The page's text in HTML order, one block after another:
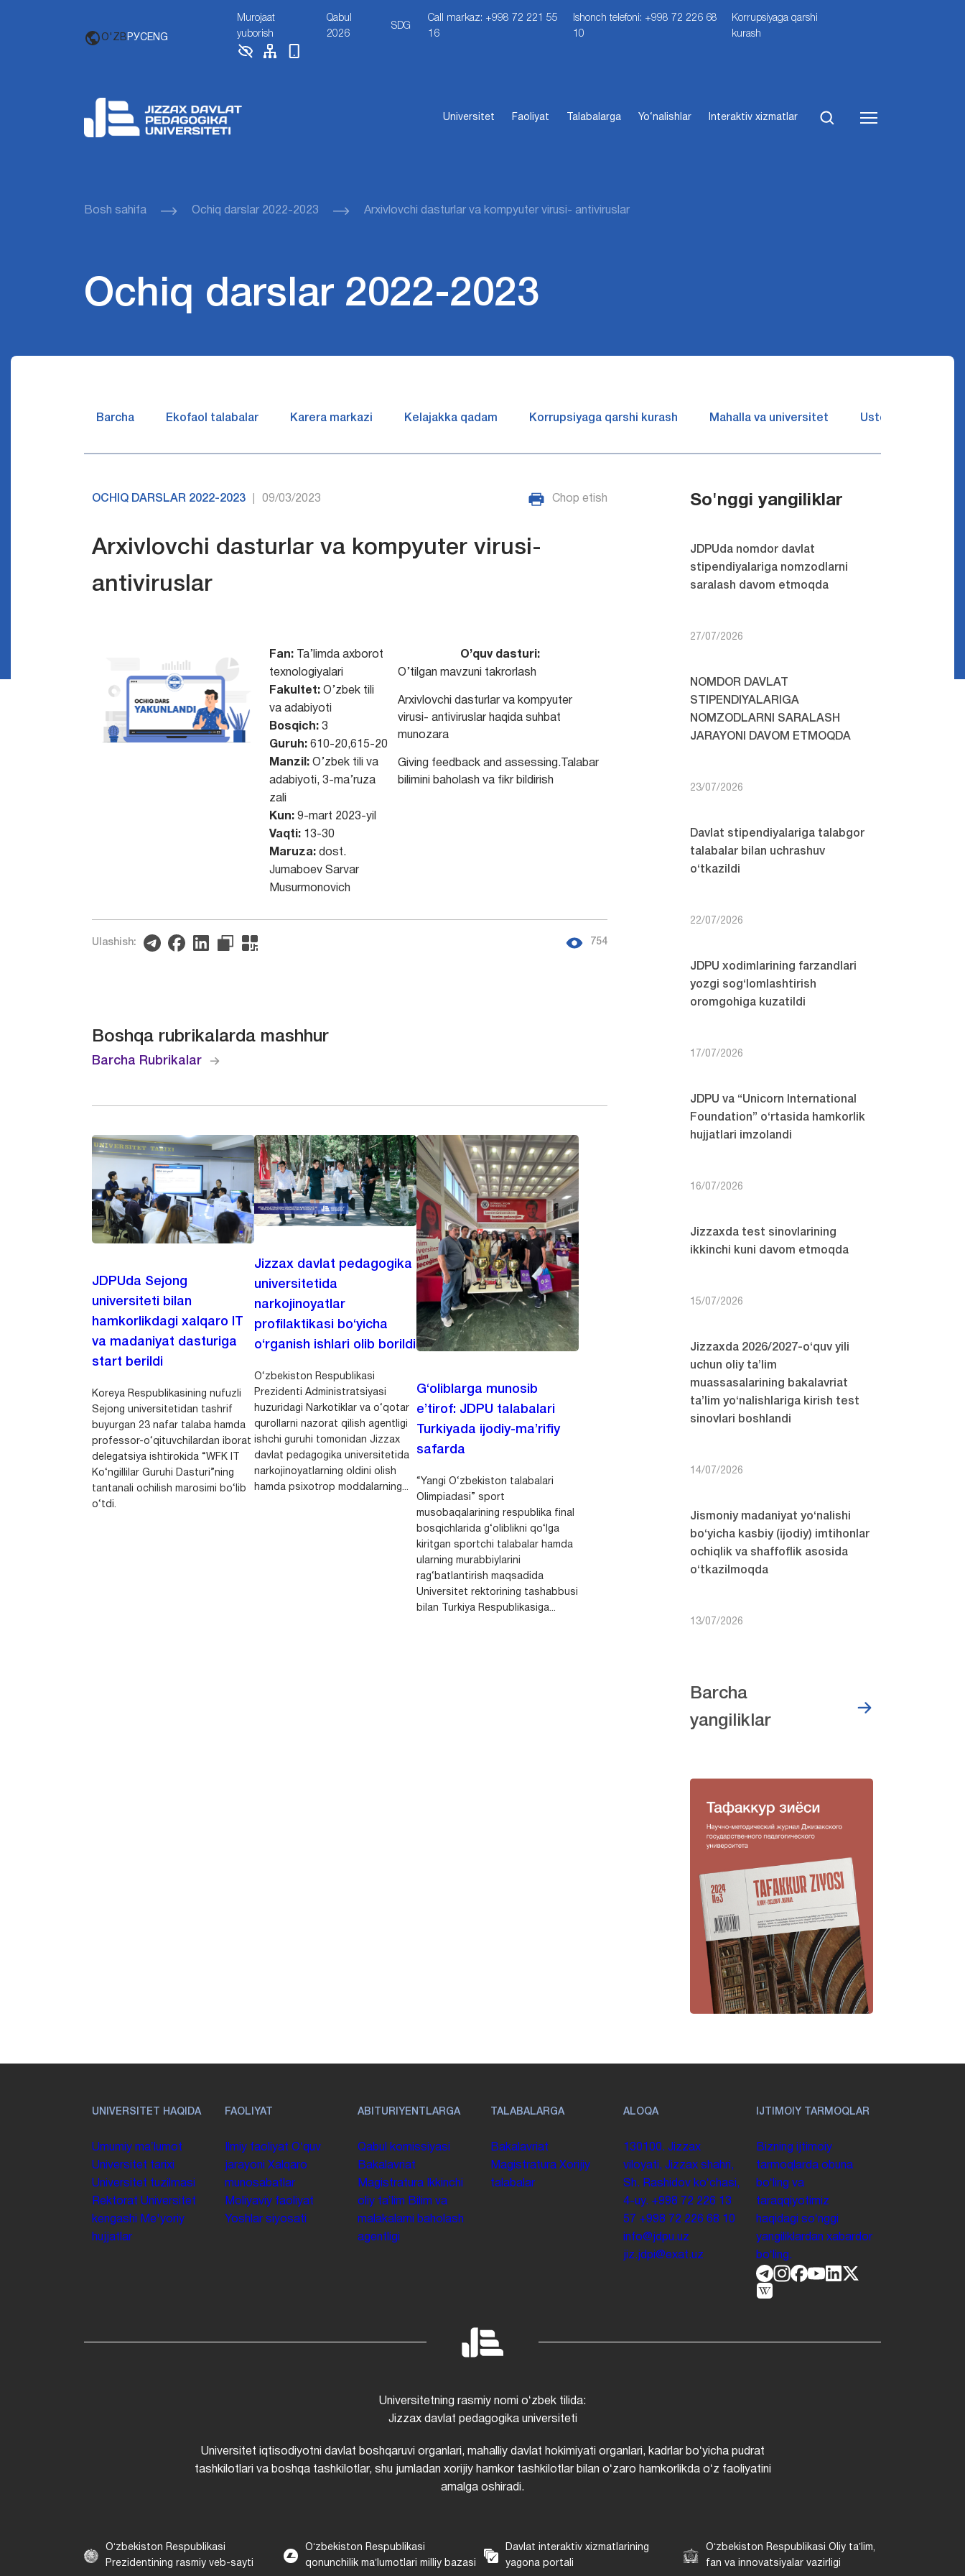
O'ZB РУСENG
Murojaat
yuborish
Qabul
2026
SDG
Call markaz: +998 72 221 55
16
Ishonch telefoni: +998 72 226 68
10
Korrupsiyaga qarshi
kurash
Universitet Faoliyat Talabalarga Yo‘nalishlar Interaktiv xizmatlar
Bosh sahifa Ochiq darslar 2022-2023 Arxivlovchi dasturlar va kompyuter virusi- antiviruslar
Ochiq darslar 2022-2023
Barcha Ekofaol talabalar Karera markazi Kelajakka qadam Korrupsiyaga qarshi kurash Mahalla va universitet Ustozlar suhbatin
OCHIQ DARSLAR 2022-2023 09/03/2023 Chop etish
Arxivlovchi dasturlar va kompyuter virusi-
antiviruslar
Fan:
Ta’limda axborot
texnologiyalari
Fakultet:O’zbek tili
va adabiyoti
Bosqich:3
Guruh:610-20,615-20
Manzil:O’zbek tili va
adabiyoti, 3-ma’ruza
zali
Kun: 9-mart 2023-yil
Vaqti:13-30
Maruza:dost.
Jumaboev Sarvar
Musurmonovich
O’quv dasturi:
O’tilgan mavzuni takrorlash
Arxivlovchi dasturlar va kompyuter
virusi- antiviruslar haqida suhbat
munozara
Giving feedback and assessing.Talabar
bilimini baholash va fikr bildirish
Ulashish: 754
Boshqa rubrikalarda mashhur
Barcha Rubrikalar
JDPUda Sejong
universiteti bilan
hamkorlikdagi xalqaro IT
va madaniyat dasturiga
start berildi
Koreya Respublikasining nufuzli
Sejong universitetidan tashrif
buyurgan 23 nafar talaba hamda
professor-o‘qituvchilardan iborat
delegatsiya ishtirokida “WFK IT
Ko‘ngillilar Guruhi Dasturi”ning
tantanali ochilish marosimi bo‘lib
o‘tdi.
Jizzax davlat pedagogika
universitetida
narkojinoyatlar
profilaktikasi bo‘yicha
o‘rganish ishlari olib borildi
O‘zbekiston Respublikasi
Prezidenti Administratsiyasi
huzuridagi Narkotiklar va o‘qotar
qurollarni nazorat qilish agentligi
ishchi guruhi tomonidan Jizzax
davlat pedagogika universitetida
narkojinoyatlarning oldini olish
hamda psixotrop moddalarning...
G‘oliblarga munosib
e’tirof: JDPU talabalari
Turkiyada ijodiy-ma’rifiy
safarda
“Yangi O‘zbekiston talabalari
Olimpiadasi” sport
musobaqalarining respublika final
bosqichlarida g‘oliblikni qo‘lga
kiritgan sportchi talabalar hamda
ularning murabbiylarini
rag‘batlantirish maqsadida
Universitet rektorining tashabbusi
bilan Turkiya Respublikasiga...
So'nggi yangiliklar
JDPUda nomdor davlat
stipendiyalariga nomzodlarni
saralash davom etmoqda
27/07/2026
NOMDOR DAVLAT
STIPENDIYALARIGA
NOMZODLARNI SARALASH
JARAYONI DAVOM ETMOQDA
23/07/2026
Davlat stipendiyalariga talabgor
talabalar bilan uchrashuv
o‘tkazildi
22/07/2026
JDPU xodimlarining farzandlari
yozgi sog‘lomlashtirish
oromgohiga kuzatildi
17/07/2026
JDPU va “Unicorn International
Foundation” o‘rtasida hamkorlik
hujjatlari imzolandi
16/07/2026
Jizzaxda test sinovlarining
ikkinchi kuni davom etmoqda
15/07/2026
Jizzaxda 2026/2027-o‘quv yili
uchun oliy ta’lim
muassasalarining bakalavriat
ta’lim yo‘nalishlariga kirish test
sinovlari boshlandi
14/07/2026
Jismoniy madaniyat yo‘nalishi
bo‘yicha kasbiy (ijodiy) imtihonlar
ochiqlik va shaffoflik asosida
o‘tkazilmoqda
13/07/2026
Barcha
yangiliklar
UNIVERSITET HAQIDA
Umumiy maʼlumot
Universitet tarixi
Universitet tuzilmasi
Rektorat Universitet
kengashi
Me'yoriy
hujjatlar
FAOLIYAT
Ilmiy faoliyat Oʻquv
jarayoni Xalqaro
munosabatlar
Moliyaviy faoliyat
Yoshlar siyosati
ABITURIYENTLARGA
Qabul komissiyasi
Bakalavriat
Magistratura
Ikkinchi
oliy taʼlim Bilim va
malakalarni baholash
agentligi
TALABALARGA
Bakalavriat
Magistratura Xorijiy
talabalar
ALOQA
130100. Jizzax
viloyati, Jizzax shahri,
Sh. Rashidov koʻchasi,
4-uy. +998 72 226 13
57 +998 72 226 68 10
info@jdpu.uz
jiz.jdpi@exat.uz
IJTIMOIY TARMOQLAR
Bizning ijtimoiy
tarmoqlarda obuna
boʻling va
taraqqiyotimiz
haqidagi soʻnggi
yangiliklardan xabardor
boʻling.
Universitetning rasmiy nomi oʻzbek tilida:
Jizzax davlat pedagogika universiteti
Universitet iqtisodiyotni davlat boshqaruvi organlari, mahalliy davlat hokimiyati organlari, kadrlar boʻyicha pudrat
tashkilotlari va boshqa tashkilotlar, shu jumladan xorijiy hamkor tashkilotlar bilan oʻzaro hamkorlikda oʻz faoliyatini
amalga oshiradi.
Oʻzbekiston Respublikasi
Prezidentining rasmiy veb-sayti
Oʻzbekiston Respublikasi
qonunchilik maʼlumotlari milliy bazasi
Davlat interaktiv xizmatlarining
yagona portali
Oʻzbekiston Respublikasi Oliy taʼlim,
fan va innovatsiyalar vazirligi